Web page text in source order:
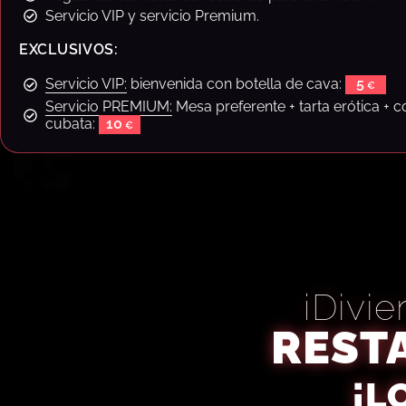
equipo nos permite hacer de cada noche del
más allá de lo ordinario, dejando recuerdos duraderos
visitan, y formando parte de nuestro historial clínico
Servicio VIP y servicio Premium.
EXCLUSIVOS:
Servicio VIP: bienvenida con botella de cava:
5
Servicio PREMIUM: Mesa preferente + tarta erótica +
cubata:
10